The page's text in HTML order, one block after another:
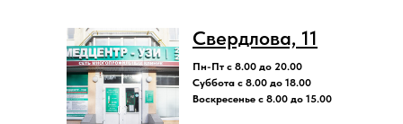
Свердлова, 11
Пн-Пт с 8.00 до 20.00
Суббота с 8.00 до 18.00
Воскресенье с 8.00 до 15.00